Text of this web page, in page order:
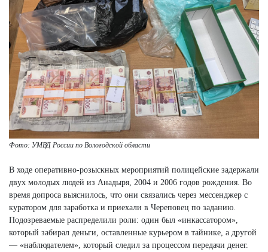
Фото: УМВД России по Вологодской области
В ходе оперативно-розыскных мероприятий полицейские задержали
двух молодых людей из Анадыря, 2004 и 2006 годов рождения. Во
время допроса выяснилось, что они связались через мессенджер с
куратором для заработка и приехали в Череповец по заданию.
Подозреваемые распределили роли: один был «инкассатором»,
который забирал деньги, оставленные курьером в тайнике, а другой
— «наблюдателем», который следил за процессом передачи денег.